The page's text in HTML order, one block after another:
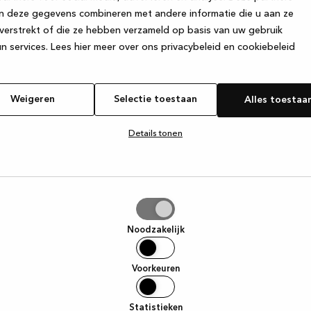
deze gegevens combineren met andere informatie die u aan ze
of die ze hebben verzameld op basis van uw gebruik
services. Lees hier meer over ons privacybeleid en cookiebeleid
Weigeren Selectie toestaan Alles
Details tonen
Noodzakelijk
Voorkeuren
Statistieken
has occurred while loadingwww.kvik.nl (see the